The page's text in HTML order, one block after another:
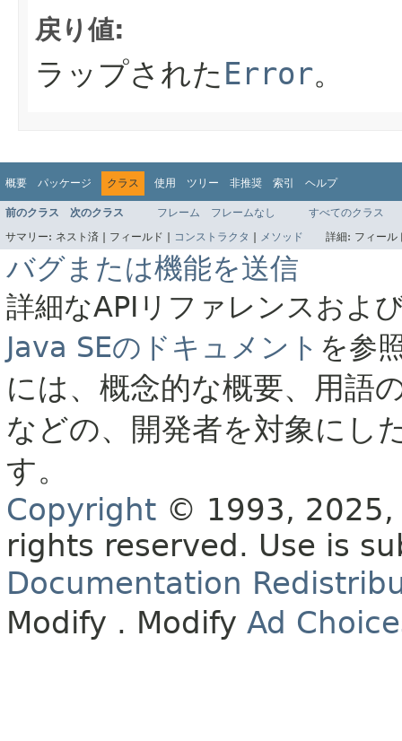
戻り値:
ラップされた Error。
概要 パッケージ クラス 使用 ツリー 非推奨 索引 ヘルプ
前のクラス 次のクラス フレーム フレームなし
すべてのクラス
サマリー: ネスト済 | フィールド | コンストラクタ メソッド 詳細: フィー
バグまたは機能を送信
詳細なAPIリファレンスおよ
Java SEのドキュメント を参
には、概念的な概要、用語
などの、開発者を対象にし
す。
Copyright © 1993,
rights reserved. Use is
Documentation
Modify . Modify Ad